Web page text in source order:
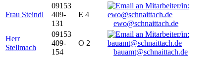
Frau Steindl
09153
409-
131
E 4
ewo@schnaittach.de
Herr
Stellmach
09153
409-
154
O 2
bauamt@schnaittach.de